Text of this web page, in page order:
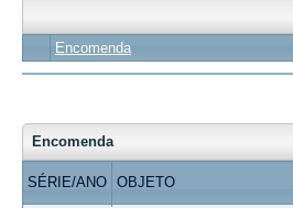
Encomenda
Encomenda
SÉRIE/ANO OBJETO